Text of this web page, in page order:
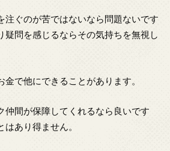
注ぐのが苦ではないなら問題ないです
疑問を感じるならその気持ちを無視し
で他にできることがあります。
仲間が保障してくれるなら良いです
あり得ません。